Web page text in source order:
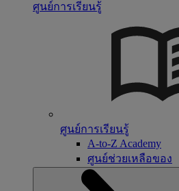
ศูนย์การเรียนรู้
ศูนย์การเรียนรู้
A-to-Z Academy
ศูนย์ช่วยเหลือของ